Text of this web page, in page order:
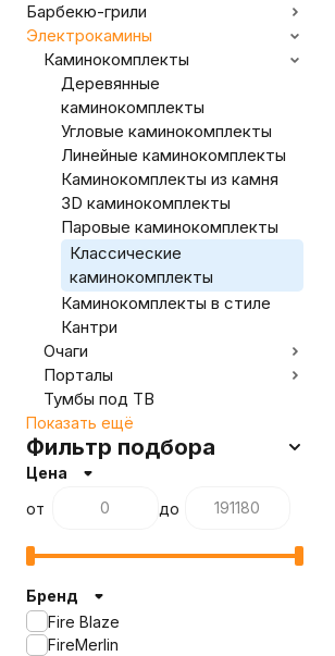
Барбекю-грили
Электрокамины
Каминокомплекты
Деревянные
каминокомплекты
Угловые каминокомплекты
Линейные каминокомплекты
Каминокомплекты из камня
3D каминокомплекты
Паровые каминокомплекты
Классические
каминокомплекты
Каминокомплекты в стиле
Кантри
Очаги
Порталы
Тумбы под ТВ
Показать ещё
Фильтр подбора
Цена
от
до
Бренд
Fire Blaze
FireMerlin